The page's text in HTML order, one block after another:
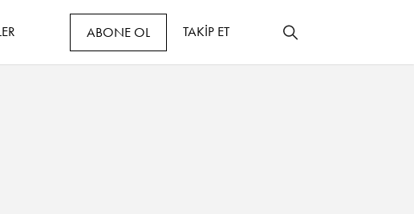
ABONE OL TAKİP ET